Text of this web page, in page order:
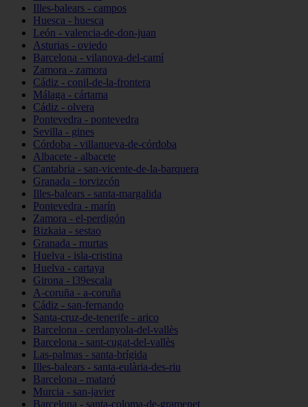
Illes-balears - campos
Huesca - huesca
León - valencia-de-don-juan
Asturias - oviedo
Barcelona - vilanova-del-camí
Zamora - zamora
Cádiz - conil-de-la-frontera
Málaga - cártama
Cádiz - olvera
Pontevedra - pontevedra
Sevilla - gines
Córdoba - villanueva-de-córdoba
Albacete - albacete
Cantabria - san-vicente-de-la-barquera
Granada - torvizcón
Illes-balears - santa-margalida
Pontevedra - marín
Zamora - el-perdigón
Bizkaia - sestao
Granada - murtas
Huelva - isla-cristina
Huelva - cartaya
Girona - l39escala
A-coruña - a-coruña
Cádiz - san-fernando
Santa-cruz-de-tenerife - arico
Barcelona - cerdanyola-del-vallès
Barcelona - sant-cugat-del-vallès
Las-palmas - santa-brígida
Illes-balears - santa-eulària-des-riu
Barcelona - mataró
Murcia - san-javier
Barcelona - santa-coloma-de-gramenet